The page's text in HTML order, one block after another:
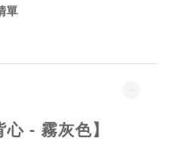
單
- 霧灰色】